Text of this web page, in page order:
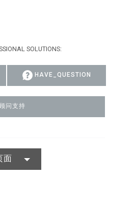
MODELS
合规
SUPPORT LOGIN
SOLUTIONS:
HAVE_QUESTION
顾问支持
面